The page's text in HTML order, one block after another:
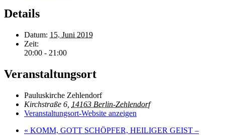
Details
Datum: 15. Juni 2019
Zeit:
20:00 - 21:00
Veranstaltungsort
Pauluskirche Zehlendorf
Kirchstraße 6, 14163 Berlin-Zehlendorf
Veranstaltungsort-Website anzeigen
« KOMM, GOTT SCHÖPFER, HEILIGER GEIST –